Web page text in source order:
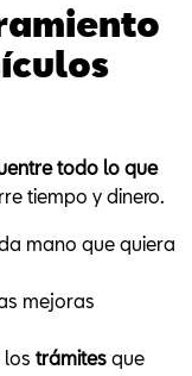
todo lo que
tiempo y dinero.
mano que quiera
mejoras
los trámites que